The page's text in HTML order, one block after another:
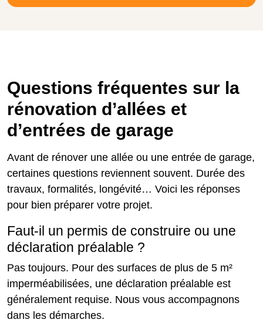
Questions fréquentes sur la
rénovation d’allées et
d’entrées de garage
Avant de rénover une allée ou une entrée de garage,
certaines questions reviennent souvent. Durée des
travaux, formalités, longévité… Voici les réponses
pour bien préparer votre projet.
Faut-il un permis de construire ou une
déclaration préalable ?
Pas toujours. Pour des surfaces de plus de 5 m²
imperméabilisées, une déclaration préalable est
généralement requise. Nous vous accompagnons
dans les démarches.